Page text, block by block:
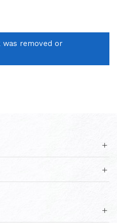
removed or